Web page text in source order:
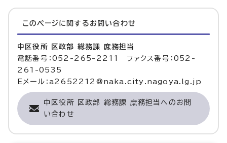
このページに関する お問い合わせ
中区役所 区政部 総務課 庶務担当
電話番号：052-265-2211 ファクス番号：052-
261-0535
Eメール：a2652212@naka.city.nagoya.lg.jp
中区役所 区政部 総務課 庶務担当へのお問
い合わせ